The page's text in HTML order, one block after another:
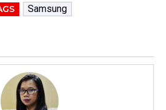
Samsung